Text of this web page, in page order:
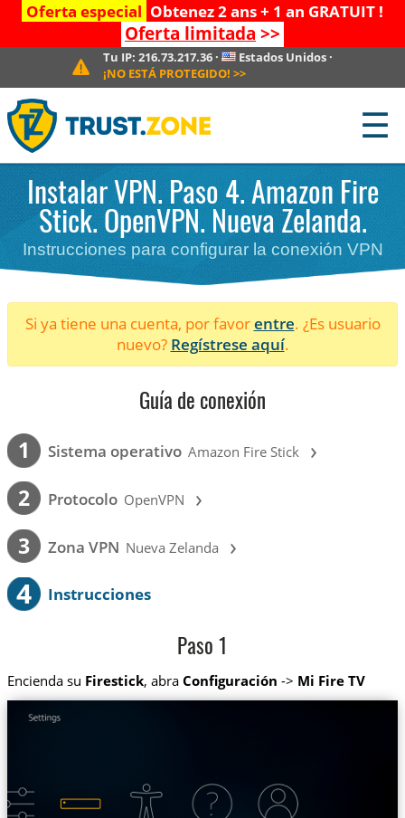
Oferta especial Obtenez 2 ans + 1 an GRATUIT !
Oferta limitada >>
Tu IP:216.73.217.36 · Estados Unidos·
¡NO ESTÁ PROTEGIDO! >>
☰
Instalar VPN. Paso 4. Amazon Fire
Stick. OpenVPN. Nueva Zelanda.
Instrucciones para configurar la conexión VPN
Si ya tiene una cuenta, por favorentre. ¿Es usuario
nuevo? Regístrese aquí.
Guía de conexión
1 Sistema operativo Amazon Fire Stick ›
2 Protocolo OpenVPN ›
3 Zona VPN Nueva Zelanda ›
4 Instrucciones
Paso 1
Encienda su Firestick, abra Configuración -> Mi Fire TV